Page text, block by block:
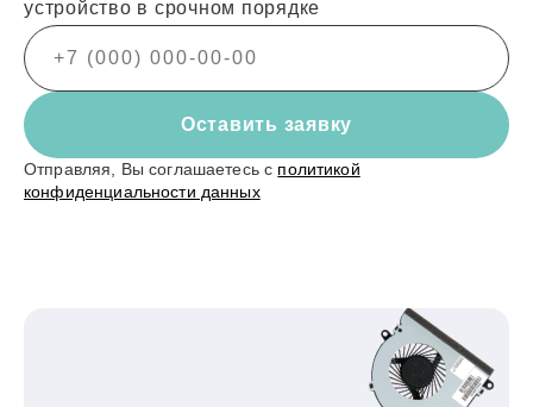
устройство в срочном порядке
Оставить заявку
Отправляя, Вы соглашаетесь с политикой
конфиденциальности данных